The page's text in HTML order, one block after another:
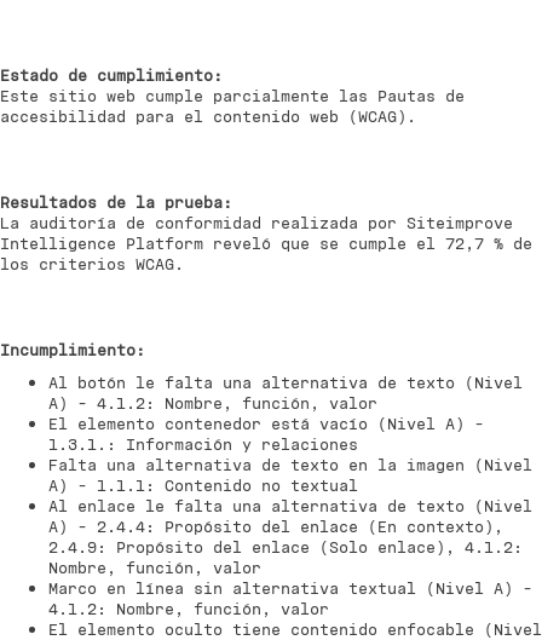
Estado de cumplimiento:
Este sitio web cumple parcialmente las Pautas de
accesibilidad para el contenido web (WCAG).
Resultados de la prueba:
La auditoría de conformidad realizada por Siteimprove
Intelligence Platform reveló que se cumple el 72,7 % de
los criterios WCAG.
Incumplimiento:
Al botón le falta una alternativa de texto (Nivel
A) - 4.1.2: Nombre, función, valor
El elemento contenedor está vacío (Nivel A) -
1.3.1.: Información y relaciones
Falta una alternativa de texto en la imagen (Nivel
A) - 1.1.1: Contenido no textual
Al enlace le falta una alternativa de texto (Nivel
A) - 2.4.4: Propósito del enlace (En contexto),
2.4.9: Propósito del enlace (Solo enlace), 4.1.2:
Nombre, función, valor
Marco en línea sin alternativa textual (Nivel A) -
4.1.2: Nombre, función, valor
El elemento oculto tiene contenido enfocable (Nivel